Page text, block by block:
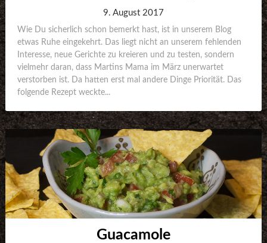
9. August 2017
Wie Du sicherlich schon bemerkt hast, ist in unserem Blog
etwas Ruhe eingekehrt. Das liegt nicht an unserem fehlenden
Interesse, neue Gerichte zu kreieren und zu testen, sondern
vielmehr daran, dass Martins Mama im März unerwartet
verstorben ist. Da hatten erst mal andere Dinge Priorität. Das
folgende Rezept weckte...
Guacamole